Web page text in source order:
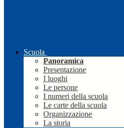
Scuola
Panoramica
Presentazione
I luoghi
Le persone
I numeri della scuola
Le carte della scuola
Organizzazione
La storia